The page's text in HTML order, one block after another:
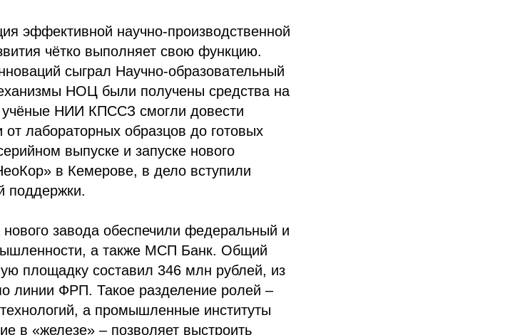
эффективной научно-производственной
чётко выполняет свою функцию.
сыграл Научно-образовательный
НОЦ были получены средства на
НИИ КПССЗ смогли довести
лабораторных образцов до готовых
выпуске и запуске нового
в Кемерове, в дело вступили
поддержки.
завода обеспечили федеральный и
а также МСП Банк. Общий
площадку составил 346 млн рублей, из
линии ФРП. Такое разделение ролей –
а промышленные институты
в «железе» – позволяет выстроить